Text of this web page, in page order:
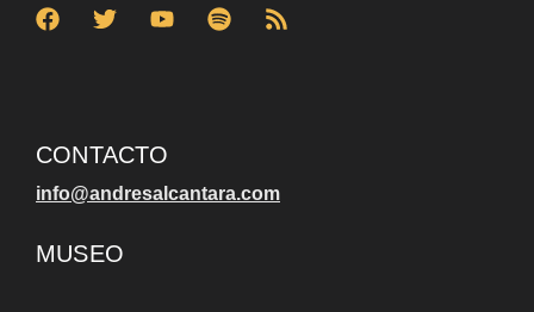
CONTACTO
info@andresalcantara.com
MUSEO